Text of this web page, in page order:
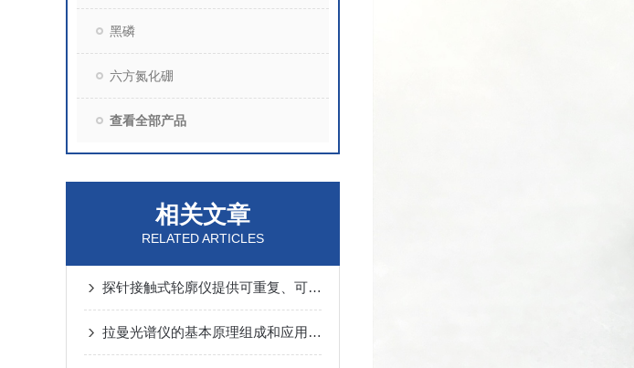
黑磷
六方氮化硼
查看全部产品
相关文章
RELATED ARTICLES
探针接触式轮廓仪提供可重复、可靠和准确的测量
拉曼光谱仪的基本原理组成和应用实例